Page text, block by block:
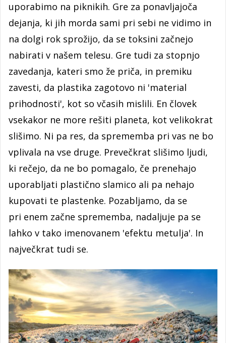
uporabimo na piknikih. Gre za ponavljajoča
dejanja, ki jih morda sami pri sebi ne vidimo in
na dolgi rok sprožijo, da se toksini začnejo
nabirati v našem telesu. Gre tudi za stopnjo
zavedanja, kateri smo že priča, in premiku
zavesti, da plastika zagotovo ni 'material
prihodnosti', kot so včasih mislili. En človek
vsekakor ne more rešiti planeta, kot velikokrat
slišimo. Ni pa res, da sprememba pri vas ne bo
vplivala na vse druge. Prevečkrat slišimo ljudi,
ki rečejo, da ne bo pomagalo, če prenehajo
uporabljati plastično slamico ali pa nehajo
kupovati te plastenke. Pozabljamo, da se
pri enem začne sprememba, nadaljuje pa se
lahko v tako imenovanem 'efektu metulja'. In
največkrat tudi se.